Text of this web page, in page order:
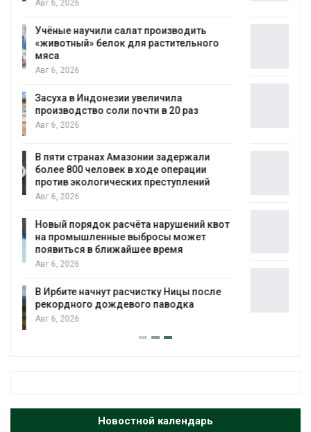
Изменение климата меняет ареалы
бабочек по всему миру
установки солнечных панелей для
бизнеса
Москвариум отметит 11-летие
трёхдневным фестивалем
Авг 5, 2026
проверяют по статье о терроризме
Авг 5, 2026
для охраны израильской тюрьмы
Авг 5, 2026
Новостной календарь